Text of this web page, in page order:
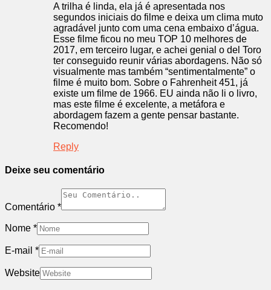
A trilha é linda, ela já é apresentada nos
segundos iniciais do filme e deixa um clima muto
agradável junto com uma cena embaixo d’água.
Esse filme ficou no meu TOP 10 melhores de
2017, em terceiro lugar, e achei genial o del Toro
ter conseguido reunir várias abordagens. Não só
visualmente mas também “sentimentalmente” o
filme é muito bom. Sobre o Fahrenheit 451, já
existe um filme de 1966. EU ainda não li o livro,
mas este filme é excelente, a metáfora e
abordagem fazem a gente pensar bastante.
Recomendo!
Reply
Deixe seu comentário
Comentário *
Nome *
E-mail *
Website